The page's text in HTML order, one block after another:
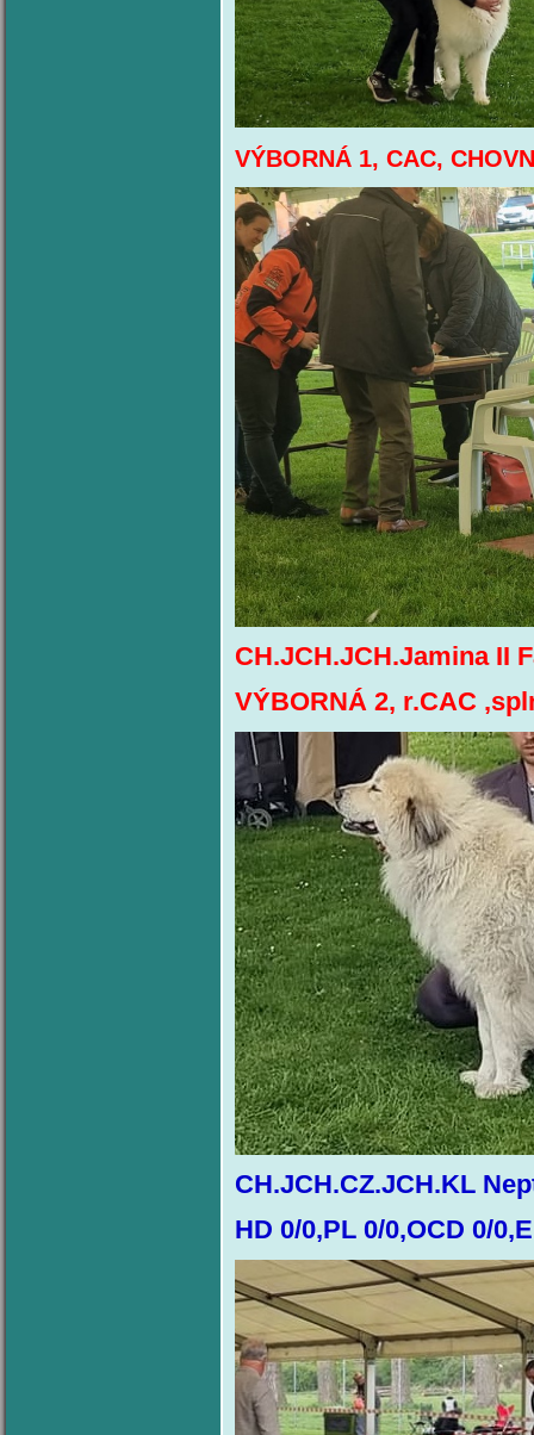
VÝBORNÁ 1, CAC,
CH.JCH.JCH.Jamina II
VÝBORNÁ 2, r.CAC
CH.JCH.CZ.JCH.KL
HD 0/0,PL 0/0,OCD 0/